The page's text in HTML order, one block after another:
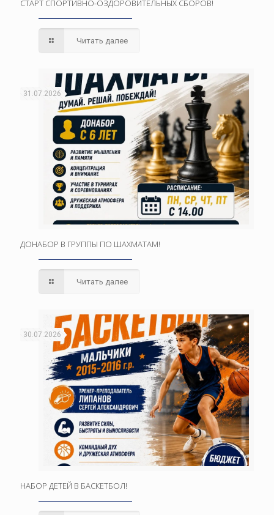
СТАРТ СПОРТИВНО-ОЗДОРОВИТЕЛЬНЫХ СБОРОВ!
Читать далее
31.07.2026
ДОНАБОР В ГРУППЫ ПО ШАХМАТАМ!
Читать далее
30.07.2026
НАБОР ДЕТЕЙ В БАСКЕТБОЛ!